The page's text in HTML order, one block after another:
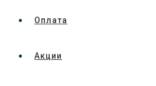
Оплата
Акции